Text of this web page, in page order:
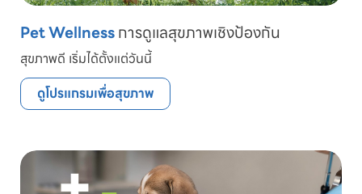
Pet Wellnessการดูแลสุขภาพเชิงป้องกัน
สุขภาพดี เริ่มได้ตั้งแต่วันนี้
ดูโปรแกรมเพื่อสุขภาพ